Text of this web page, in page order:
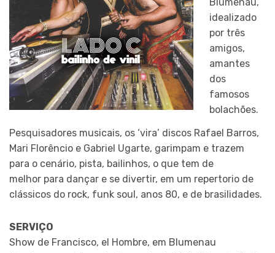
idealizado
por três
amigos,
amantes
dos
famosos
bolachões.
Pesquisadores musicais, os ‘vira’ discos Rafael Barros,
Mari Florêncio e Gabriel Ugarte, garimpam e trazem
para o cenário, pista, bailinhos, o que tem de
melhor para dançar e se divertir, em um repertorio de
clássicos do rock, funk soul, anos 80, e de brasilidades.
SERVIÇO
Show de Francisco, el Hombre, em Blumenau